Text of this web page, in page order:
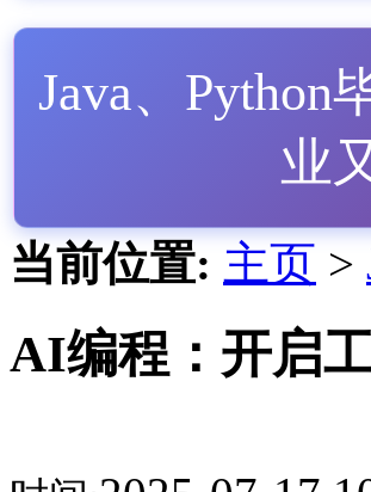
Java、Python
业
当前位置: 主页 >
AI编程：开启